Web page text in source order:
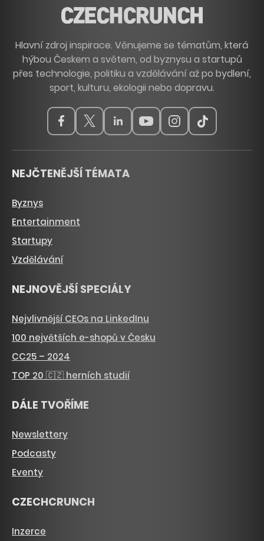
Hlavní zdroj inspirace. Věnujeme se tématům, která
hýbou Českem a světem, od byznysu a startupů
přes technologie, politiku a vzdělávání až po bydlení,
sport, kulturu, ekologii nebo dopravu.
NEJČTENĚJŠÍ TÉMATA
Byznys
Entertainment
Startupy
Vzdělávání
NEJNOVĚJŠÍ SPECIÁLY
Nejvlivnější CEOs na LinkedInu
100 největších e-shopů v Česku
CC25 – 2024
TOP 20 🇨🇿 herních studií
DÁLE TVOŘÍME
Newslettery
Podcasty
Eventy
CZECHCRUNCH
Inzerce